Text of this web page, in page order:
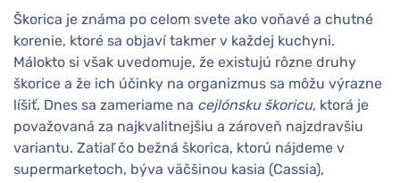
Škorica je známa po celom svete ako voňavé a chutné
korenie, ktoré sa objaví takmer v každej kuchyni.
Málokto si však uvedomuje, že existujú rôzne druhy
škorice a že ich účinky na organizmus sa môžu výrazne
líšiť. Dnes sa zameriame na cejlónsku škoricu, ktorá je
považovaná za najkvalitnejšiu a zároveň najzdravšiu
variantu. Zatiaľ čo bežná škorica, ktorú nájdeme v
supermarketoch, býva väčšinou kasia (Cassia),